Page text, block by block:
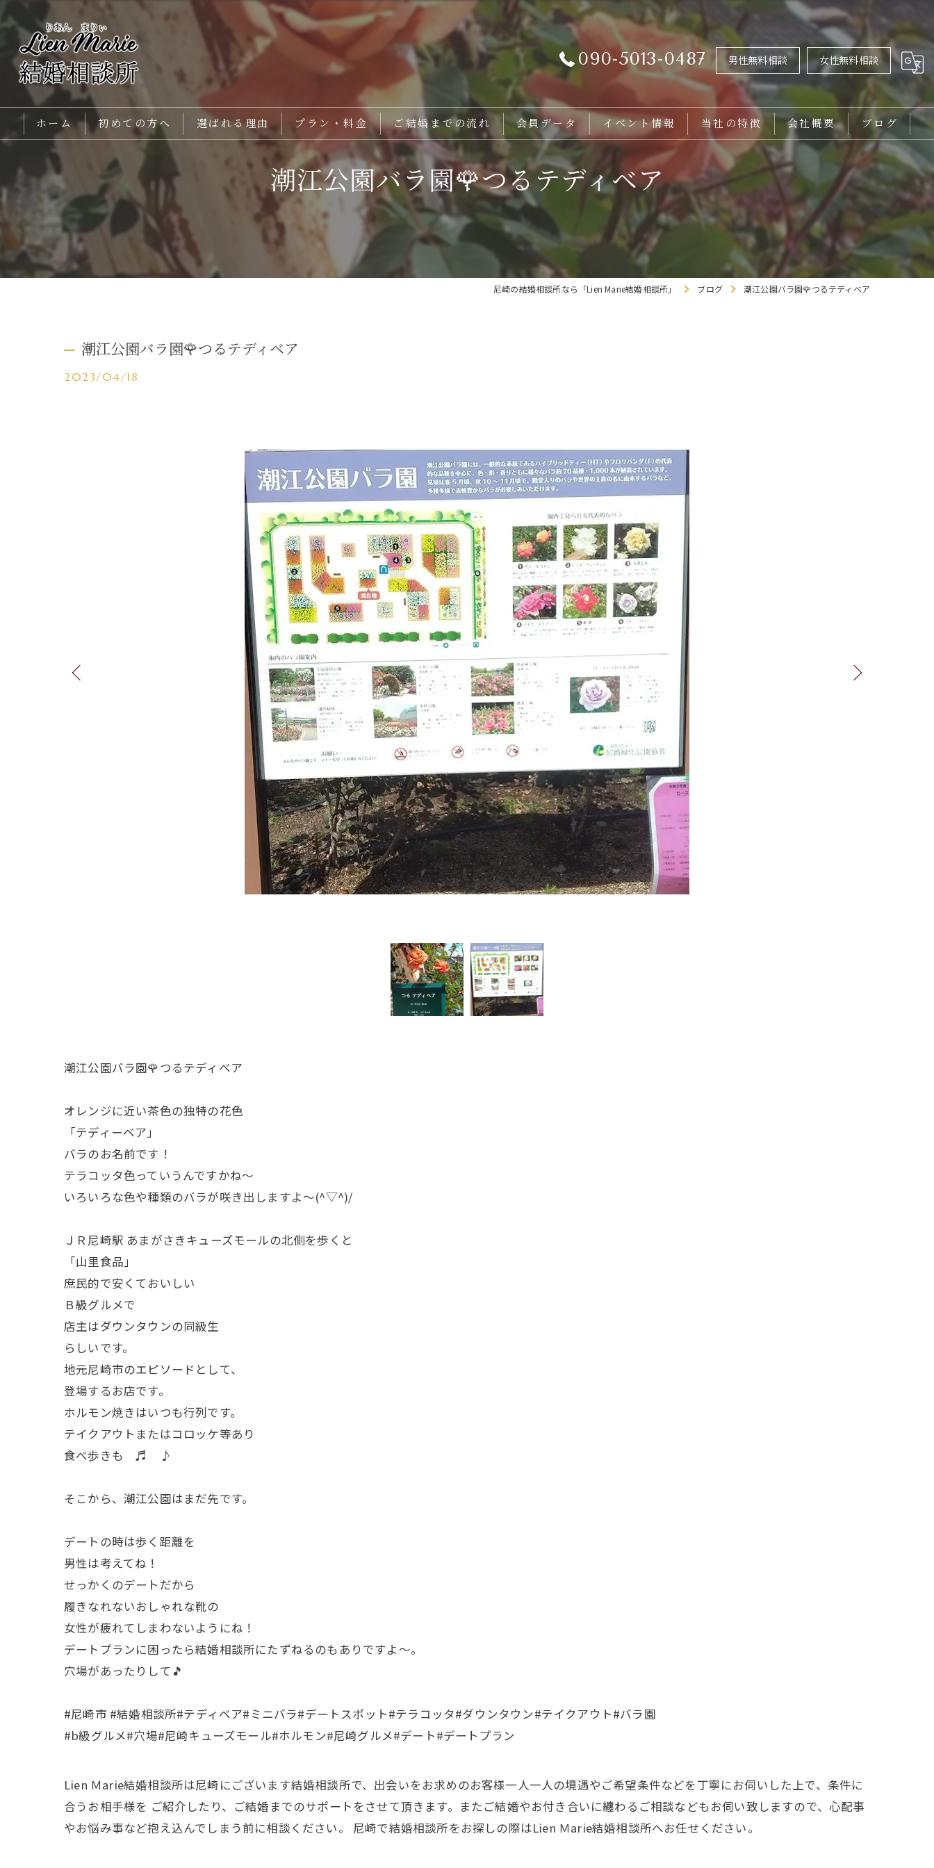
090-5013-0487 男性無料相談 女性無料相談
ホーム 初めての方へ
メインカウンセラー紹介
よくあるご質問
選ばれる理由 プラン・料金 ご結婚までの流れ 会員データ イベント情報 当社の特徴
女性
会社概要 ブログ
潮江公園バラ園🌹つるテディベア
尼崎の結婚相談所なら「Lien Marie結婚相談所」 ブログ 潮江公園バラ園🌹つるテディベア
潮江公園バラ園🌹つるテディベア
2023/04/18
潮江公園バラ園🌹つるテディベア
オレンジに近い茶色の独特の花色
「テディーベア」
バラのお名前です！
テラコッタ色っていうんですかね～
いろいろな色や種類のバラが咲き出しますよ～(^▽^)/
ＪＲ尼崎駅 あまがさきキューズモールの北側を歩くと
「山里食品」
庶民的で安くておいしい
Ｂ級グルメで
店主はダウンタウンの同級生
らしいです。
地元尼崎市のエピソードとして、
登場するお店です。
ホルモン焼きはいつも行列です。
テイクアウトまたはコロッケ等あり
食べ歩きも ♬ ♪
そこから、潮江公園はまだ先です。
デートの時は歩く距離を
男性は考えてね！
せっかくのデートだから
履きなれないおしゃれな靴の
女性が疲れてしまわないようにね！
デートプランに困ったら結婚相談所にたずねるのもありですよ～。
穴場があったりして🎵
#尼崎市 #結婚相談所#テディベア#ミニバラ#デートスポット#テラコッタ#ダウンタウン#テイクアウト#バラ園
#b級グルメ#穴場#尼崎キューズモール#ホルモン#尼崎グルメ#デート#デートプラン
Lien Ｍarie結婚相談所は尼崎にございます結婚相談所で、出会いをお求めのお客様一人一人の境遇やご希望条件などを丁寧にお伺いした上で、条件に
合うお相手様を ご紹介したり、ご結婚までのサポートをさせて頂きます。またご結婚やお付き合いに纏わるご相談などもお伺い致しますので、心配事
やお悩み事など抱え込んでしまう前に相談ください。 尼崎で結婚相談所をお探しの際はLien Ｍarie結婚相談所へお任せください。